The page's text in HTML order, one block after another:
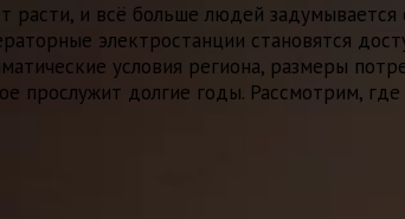
и всё больше людей
электростанции становятся
условия региона, размеры
прослужит долгие годы. Рассмотрим,